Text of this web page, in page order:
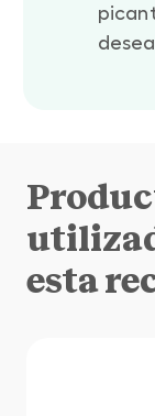
esta